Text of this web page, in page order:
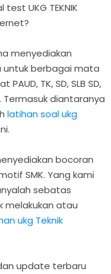
UKG TEKNIK
menyediakan
untuk berbagai mata
TK, SD, SLB SD,
Termasuk diantaranya
latihan soal ukg
bocoran
SMK. Yang kami
sebatas
melakukan atau
ukg Teknik
update terbaru